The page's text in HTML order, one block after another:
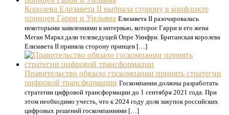
Королева Елизавета II выбрала сторону в конфликте
принцев Гарри и Уильяма Елизавета II разочаровалась
некоторыми заявлениями в интервью, которое Гарри и его жена
Меган Маркл дали телеведущей Опре Уинфри. Британская королева
Елизавета II приняла сторону принцев […]
Правительство обязало госкомпании принять стратегии
цифровой трансформации Госкомпании должны разработать
стратегии цифровой трансформации до 1 сентября 2021 года. При
этом необходимо учесть, что к 2024 году доля закупок российских
цифровых решений госкомпаниями […]